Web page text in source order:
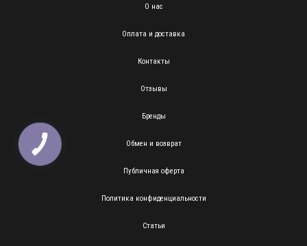
О нас
Оплата и доставка
Контакты
Отзывы
Бренды
Обмен и возврат
Публичная оферта
Политика конфиденциальности
Статьи
КНОПКА
ЗВ'ЯЗКУ